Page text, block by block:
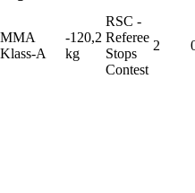
MMA
Klass-A
-120,2
kg
RSC -
Referee
Stops
Contest
2